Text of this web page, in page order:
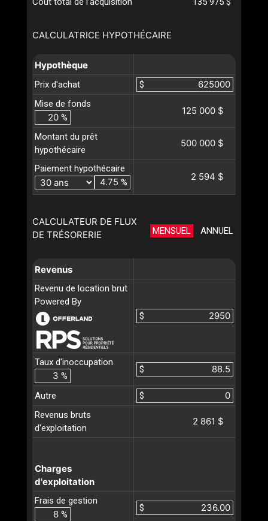
CALCULATRICE HYPOTHÉCAIRE
Hypothèque
Prix d'achat
$
Mise de fonds
%
125 000 $
Montant du prêt
hypothécaire
500 000 $
Paiement hypothécaire
%
2 594 $
CALCULATEUR DE FLUX
DE TRÉSORERIE
MENSUEL ANNUEL
Revenus
Revenu de location brut
Powered By
$
Taux d'inoccupation
%
$
Autre
$
Revenus bruts
d'exploitation
2 861 $
Charges
d'exploitation
Frais de gestion
%
$